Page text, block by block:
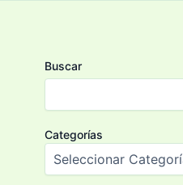
Buscar
Categorías